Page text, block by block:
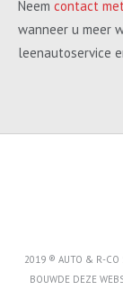
Neem contact
wanneer u meer
leenautoservice
2019 ® AUTO & R-CO
BOUWDE DEZE